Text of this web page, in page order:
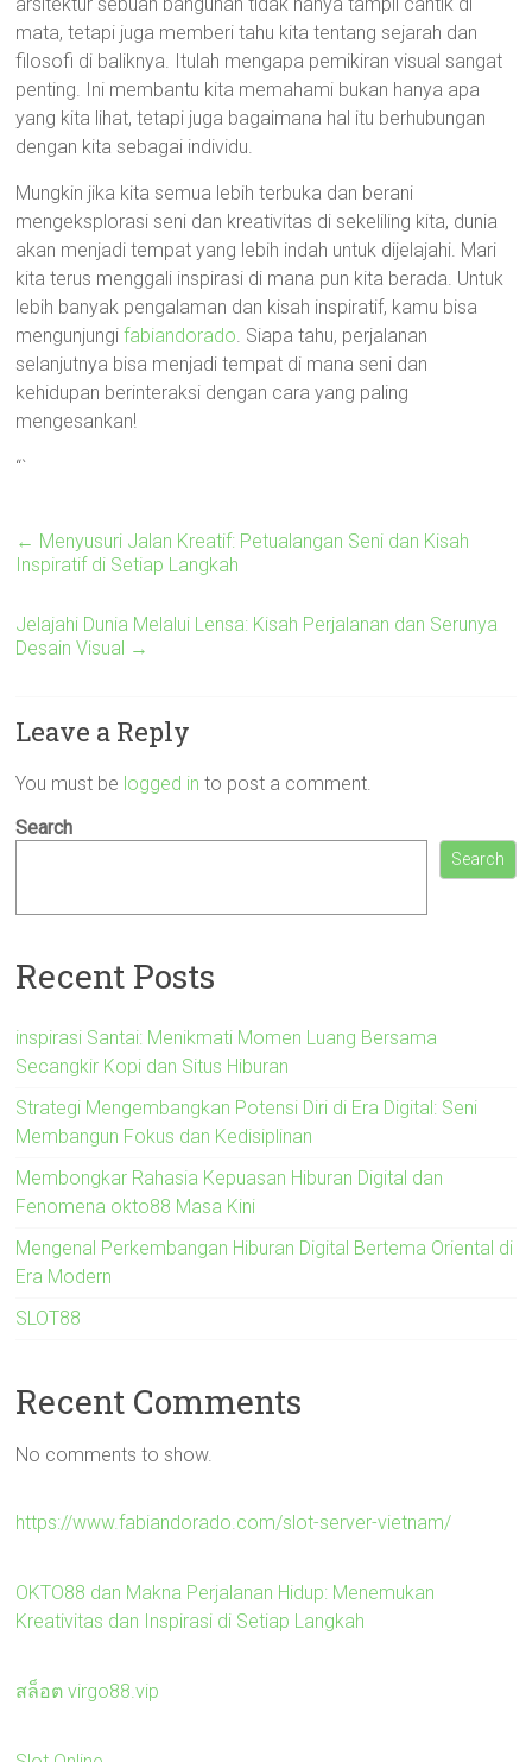
mata, tetapi juga memberi tahu kita tentang sejarah dan
filosofi di baliknya. Itulah mengapa pemikiran visual sangat
penting. Ini membantu kita memahami bukan hanya apa
yang kita lihat, tetapi juga bagaimana hal itu berhubungan
dengan kita sebagai individu.
Mungkin jika kita semua lebih terbuka dan berani
mengeksplorasi seni dan kreativitas di sekeliling kita, dunia
akan menjadi tempat yang lebih indah untuk dijelajahi. Mari
kita terus menggali inspirasi di mana pun kita berada. Untuk
lebih banyak pengalaman dan kisah inspiratif, kamu bisa
mengunjungifabiandorado. Siapa tahu, perjalanan
selanjutnya bisa menjadi tempat di mana seni dan
kehidupan berinteraksi dengan cara yang paling
mengesankan!
“`
← Menyusuri Jalan Kreatif: Petualangan Seni dan Kisah
Inspiratif di Setiap Langkah
Jelajahi Dunia Melalui Lensa: Kisah Perjalanan dan Serunya
Desain Visual →
Leave a Reply
You must be logged in to post a comment.
Search
Search
Recent Posts
inspirasi Santai: Menikmati Momen Luang Bersama
Secangkir Kopi dan Situs Hiburan
Strategi Mengembangkan Potensi Diri di Era Digital: Seni
Membangun Fokus dan Kedisiplinan
Membongkar Rahasia Kepuasan Hiburan Digital dan
Fenomena okto88 Masa Kini
Mengenal Perkembangan Hiburan Digital Bertema Oriental di
Era Modern
SLOT88
Recent Comments
No comments to show.
https://www.fabiandorado.com/slot-server-vietnam/
OKTO88 dan Makna Perjalanan Hidup: Menemukan
Kreativitas dan Inspirasi di Setiap Langkah
สล็อต virgo88.vip